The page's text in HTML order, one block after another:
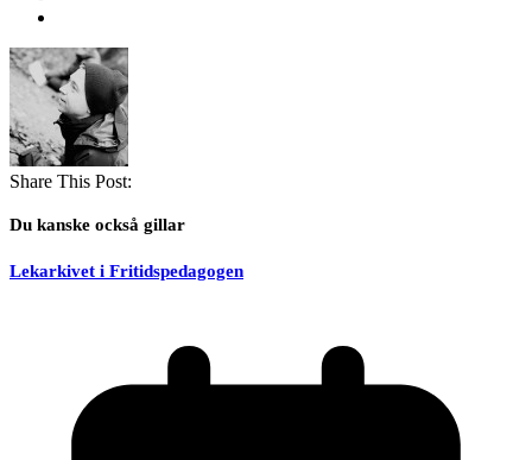
Share This Post:
Du kanske också gillar
Lekarkivet i Fritidspedagogen